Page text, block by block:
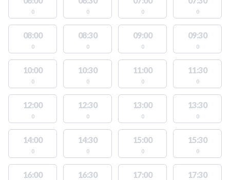
0 0 0 0
08:00
0
08:30
0
09:00
0
09:30
0
10:00
0
10:30
0
11:00
0
11:30
0
12:00
0
12:30
0
13:00
0
13:30
0
14:00
0
14:30
0
15:00
0
15:30
0
16:00 16:30 17:00 17:30